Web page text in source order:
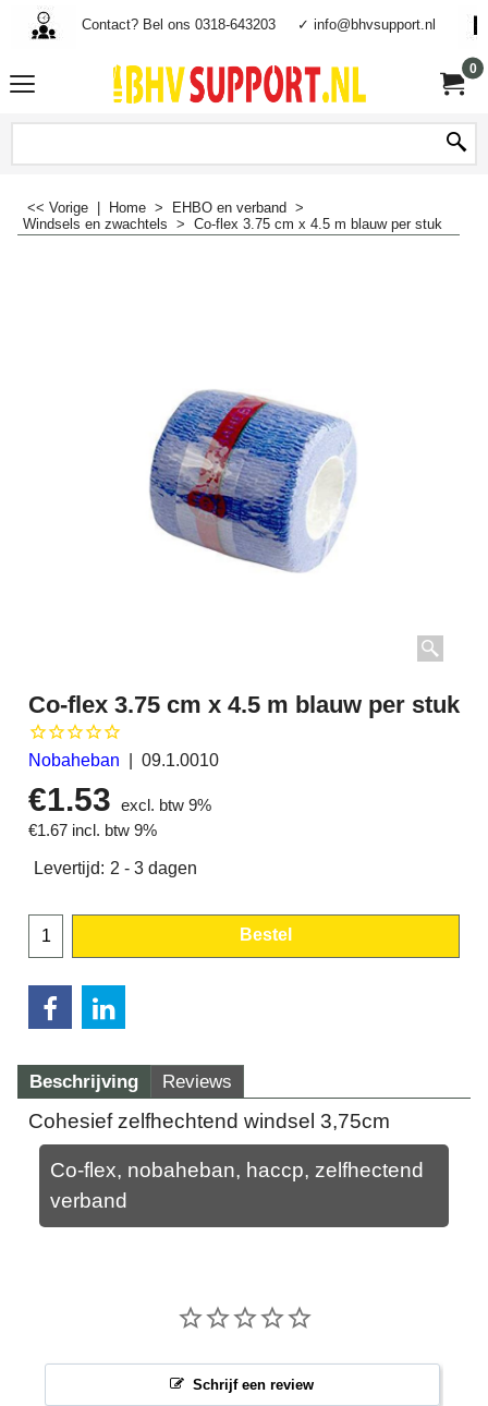
Contact? Bel ons 0318-643203 ✓ info@bhvsupport.nl
0
<< Vorige Home > EHBO en verband >
Windsels en zwachtels > Co-flex 3.75 cm x 4.5 m blauw per stuk
Co-flex 3.75 cm x 4.5 m blauw per stuk
Nobaheban 09.1.0010
€1.53
excl. btw 9%
€1.67 incl. btw 9%
Levertijd: 2 - 3 dagen
Bestel
Beschrijving Reviews
Cohesief zelfhechtend windsel 3,75cm
Co-flex, nobaheban, haccp, zelfhectend
verband
Schrijf een review